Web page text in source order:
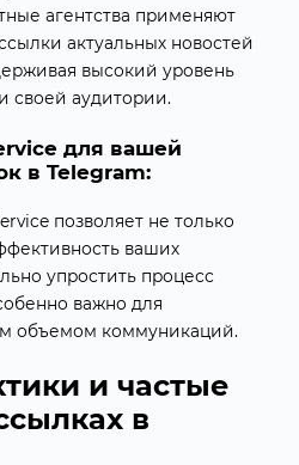
агентства применяют
актуальных новостей
высокий уровень
своей аудитории.
для вашей
в Telegram:
позволяет не только
ваших
упростить процесс
важно для
объемом коммуникаций.
и частые
в